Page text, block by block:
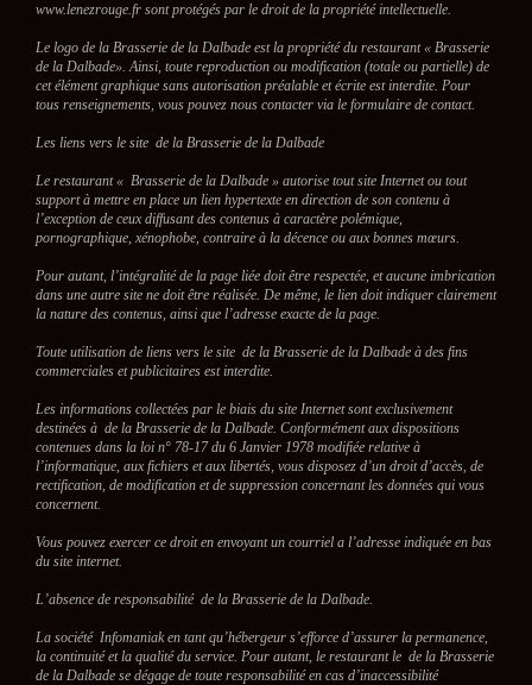
www.lenezrouge.fr sont protégés par le droit de la propriété intellectuelle.
Le logo de la Brasserie de la Dalbade est la propriété du restaurant « Brasserie
de la Dalbade». Ainsi, toute reproduction ou modification (totale ou partielle) de
cet élément graphique sans autorisation préalable et écrite est interdite. Pour
tous renseignements, vous pouvez nous contacter via le formulaire de contact.
Les liens vers le site de la Brasserie de la Dalbade
Le restaurant « Brasserie de la Dalbade » autorise tout site Internet ou tout
support à mettre en place un lien hypertexte en direction de son contenu à
l’exception de ceux diffusant des contenus à caractère polémique,
pornographique, xénophobe, contraire à la décence ou aux bonnes mœurs.
Pour autant, l’intégralité de la page liée doit être respectée, et aucune imbrication
dans une autre site ne doit être réalisée. De même, le lien doit indiquer clairement
la nature des contenus, ainsi que l’adresse exacte de la page.
Toute utilisation de liens vers le site de la Brasserie de la Dalbade à des fins
commerciales et publicitaires est interdite.
Les informations collectées par le biais du site Internet sont exclusivement
destinées à de la Brasserie de la Dalbade. Conformément aux dispositions
contenues dans la loi n° 78-17 du 6 Janvier 1978 modifiée relative à
l’informatique, aux fichiers et aux libertés, vous disposez d’un droit d’accès, de
rectification, de modification et de suppression concernant les données qui vous
concernent.
Vous pouvez exercer ce droit en envoyant un courriel a l’adresse indiquée en bas
du site internet.
L’absence de responsabilité de la Brasserie de la Dalbade.
La société Infomaniak en tant qu’hébergeur s’efforce d’assurer la permanence,
la continuité et la qualité du service. Pour autant, le restaurant le de la Brasserie
de la Dalbade se dégage de toute responsabilité en cas d’inaccessibilité